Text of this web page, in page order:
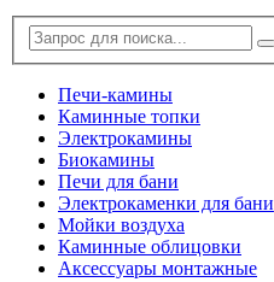
Печи-камины
Каминные топки
Электрокамины
Биокамины
Печи для бани
Электрокаменки для бани
Мойки воздуха
Каминные облицовки
Аксессуары монтажные